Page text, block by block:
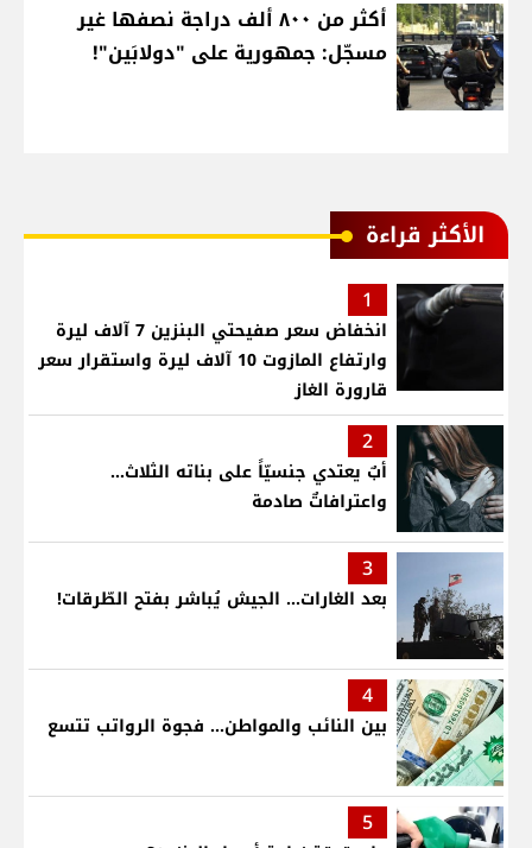
أكثر من ٨٠٠ ألف دراجة نصفها غير
مسجّل: جمهورية على "دولابَين"!
الأكثر قراءة
1
انخفاض سعر صفيحتي البنزين 7 آلاف ليرة
وارتفاع المازوت 10 آلاف ليرة واستقرار سعر
قارورة الغاز
2
أبٌ يعتدي جنسيّاً على بناته الثلاث…
واعترافاتٌ صادمة
3
بعد الغارات... الجيش يُباشر بفتح الطّرقات!
4
بين النائب والمواطن... فجوة الرواتب تتسع
5